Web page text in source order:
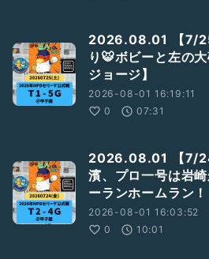
GiantsCastアーカイブ(年一更新)
▼
https://podcasts.apple.com/jp/
96/id1743613308
2026.08.01 【7/
り🐯ボビーと左の
ジョージ】
2026-08-01 16:19:11
0
07:31
2026.08.01 【7/
濱、プロ一号は岩
ーランホームラン！
2026-08-01 16:03:52
0
10:01